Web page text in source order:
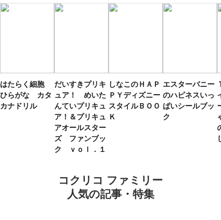
はたらく細胞
ひらがな カタ
カナドリル
だいすきプリキ
ュア！ めいた
んていプリキュ
ア！＆プリキュ
アオールスター
ズ ファンブッ
ク ｖｏｌ．１
しなこのＨＡＰ
ＰＹディズニー
スタイルＢＯＯ
Ｋ
エスターバニー
のハピネスいっ
ぱいシールブッ
ク
コクリコ ファミリー
人気の記事・特集